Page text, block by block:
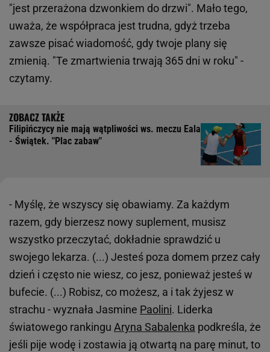
"jest przerażona dzwonkiem do drzwi". Mało tego,
uważa, że współpraca jest trudna, gdyż trzeba
zawsze pisać wiadomość, gdy twoje plany się
zmienią. "Te zmartwienia trwają 365 dni w roku" -
czytamy.
Filipińczycy nie mają wątpliwości ws. meczu Eala
- Świątek. "Plac zabaw"
- Myślę, że wszyscy się obawiamy. Za każdym
razem, gdy bierzesz nowy suplement, musisz
wszystko przeczytać, dokładnie sprawdzić u
swojego lekarza. (...) Jesteś poza domem przez cały
dzień i często nie wiesz, co jesz, ponieważ jesteś w
bufecie. (...) Robisz, co możesz, a i tak żyjesz w
strachu - wyznała Jasmine Paolini. Liderka
światowego rankingu Aryna Sabalenka podkreśla, że
jeśli pije wodę i zostawia ją otwartą na parę minut, to